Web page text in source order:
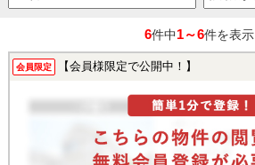
6件中1～6件を表示
会員限定 【会員様限定で公開中！】